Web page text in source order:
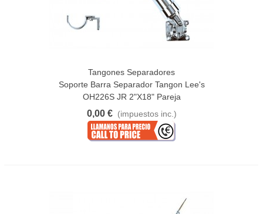
Tangones Separadores
Soporte Barra Separador Tangon Lee's
OH226S JR 2"x18" Pareja
0,00 € (impuestos inc.)